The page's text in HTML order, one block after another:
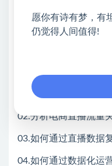
06.如何量身定制属于
01.电商直播有哪五大
02.分析电商直播流量
03.如何通过直播数据
04.如何通过数据化运
愿你有诗有梦，有
仍觉得人间值得!